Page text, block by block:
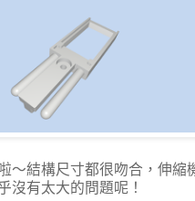
～結構尺寸都很吻合，伸縮
沒有太大的問題呢！